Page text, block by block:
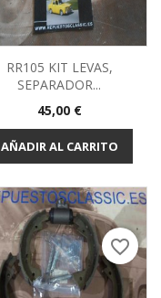
RR105 KIT LEVAS,
SEPARADOR...
Precio
45,00 €
AÑADIR AL CARRITO
favorite_border